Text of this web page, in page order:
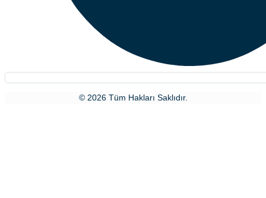
© 2026 Tüm Hakları Saklıdır.